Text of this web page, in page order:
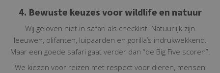
4. Bewuste keuzes voor wildlife en natuur
Wij geloven niet in safari als checklist. Natuurlijk zijn
leeuwen, olifanten, luipaarden en gorilla’s indrukwekkend.
Maar een goede safari gaat verder dan “de Big Five scoren”.
We kiezen voor reizen met respect voor dieren, mensen